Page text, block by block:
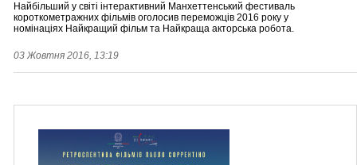
Найбільший у світі інтерактивний Манхеттенський фестиваль
короткометражних фільмів оголосив переможців 2016 року у
номінаціях Найкращий фільм та Найкраща акторська робота.
03 Жовтня 2016, 13:19